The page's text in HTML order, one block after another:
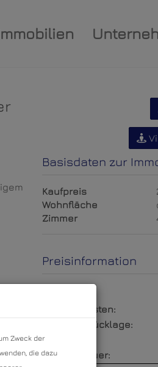
Basisdaten zur
Kaufpreis
Wohnfläche
Zimmer
Preisinformation
Betriebskosten:
Reparaturrücklage:
Sonstiges:
Umsatzsteuer:
Zweck der
die dazu